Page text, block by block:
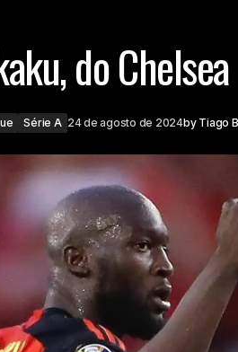
do Chelsea
Série A 24 de agosto de 2024by Tiago